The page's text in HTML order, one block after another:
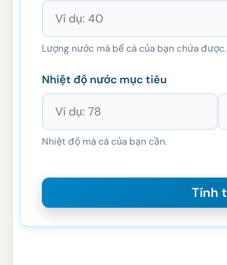
Lượng nước mà bể cá của bạn chứa được.
Nhiệt độ nước mục tiêu
Nhiệt độ mà cá của bạn cần.